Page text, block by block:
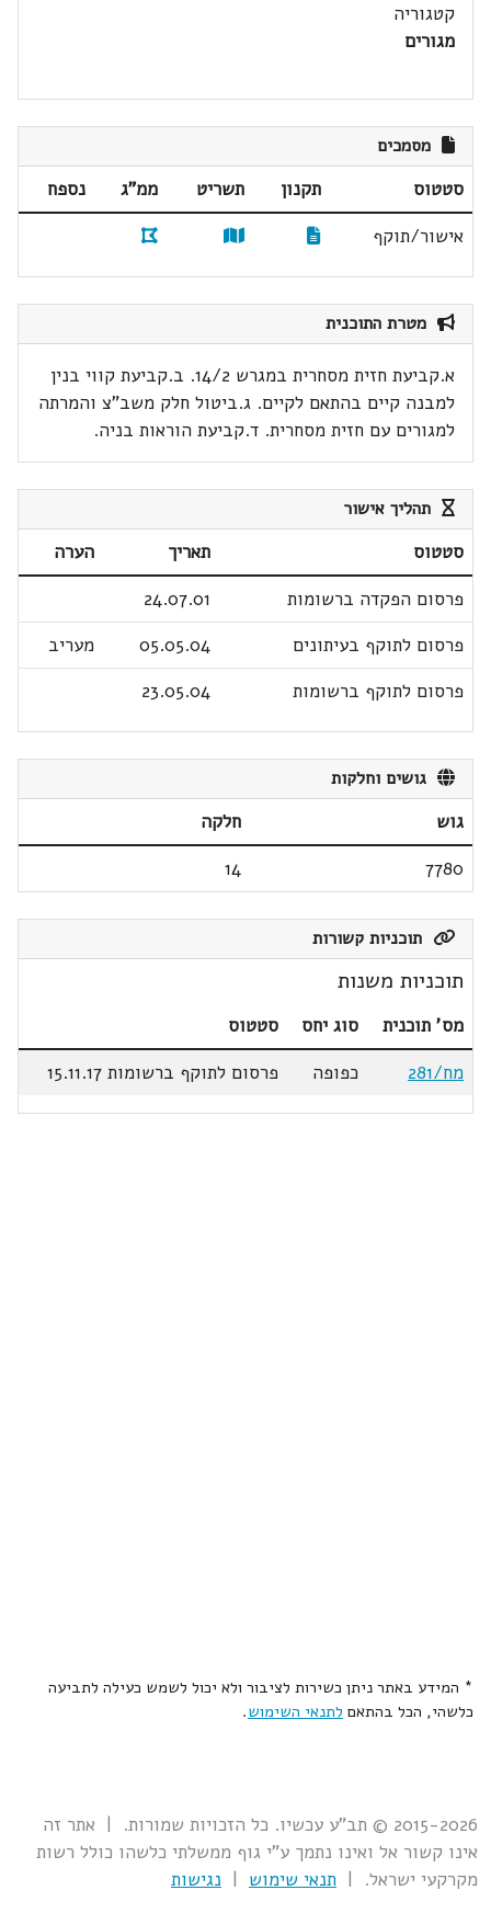
קטגוריה
מגורים
מסמכים
סטטוס תקנון תשריט ממ"ג
נספח
אישור/תוקף
מטרת התוכנית
א.קביעת חזית מסחרית במגרש 14/2. ב.קביעת קווי בנין
למבנה קיים בהתאם לקיים. ג.ביטול חלק משב"צ והמרתה
למגורים עם חזית מסחרית. ד.קביעת הוראות בניה.
תהליך אישור
סטטוס תאריך
הערה
פרסום הפקדה ברשומות
24.07.01
פרסום לתוקף בעיתונים
05.05.04
מעריב
פרסום לתוקף ברשומות
23.05.04
גושים וחלקות
גוש
חלקה
7780
14
תוכניות קשורות
תוכניות משנות
מס' תוכנית סוג יחס
סטטוס
מח/281
כפופה פרסום לתוקף ברשומות 15.11.17
* המידע באתר ניתן כשירות לציבור ולא יכול לשמש כעילה לתביעה
כלשהי, הכל בהתאם לתנאי השימוש.
2015-2026 © תב"ע עכשיו. כל הזכויות שמורות. | אתר זה
אינו קשור אל ואינו נתמך ע"י גוף ממשלתי כלשהו כולל רשות
מקרקעי ישראל. | תנאי שימוש | נגישות